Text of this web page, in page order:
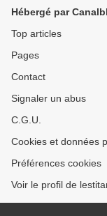
Hébergé par
Top articles
Pages
Contact
Signaler un abus
C.G.U.
Cookies et données
Préférences cookies
Voir le profil de